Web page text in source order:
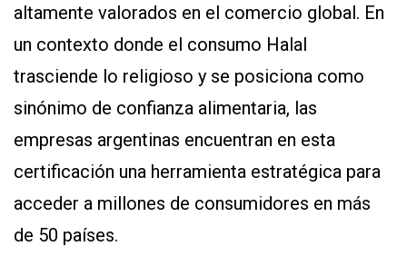
MAPA
SITIO
SOMOS
altamente valorados en el comercio global. En
un contexto donde el consumo Halal
trasciende lo religioso y se posiciona como
sinónimo de confianza alimentaria, las
empresas argentinas encuentran en esta
certificación una herramienta estratégica para
acceder a millones de consumidores en más
de 50 países.